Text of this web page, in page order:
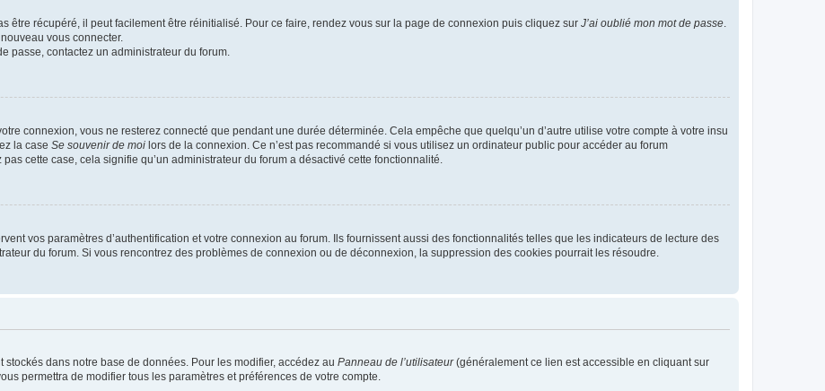
être récupéré, il peut facilement être réinitialisé. Pour ce faire, rendez vous sur la page de connexion puis cliquez sur J’ai oublié mon mot de passe.
vous connecter.
passe, contactez un administrateur du forum.
connexion, vous ne resterez connecté que pendant une durée déterminée. Cela empêche que quelqu’un d’autre utilise votre compte à votre insu
la case Se souvenir de moi lors de la connexion. Ce n’est pas recommandé si vous utilisez un ordinateur public pour accéder au forum
cette case, cela signifie qu’un administrateur du forum a désactivé cette fonctionnalité.
vos paramètres d’authentification et votre connexion au forum. Ils fournissent aussi des fonctionnalités telles que les indicateurs de lecture des
du forum. Si vous rencontrez des problèmes de connexion ou de déconnexion, la suppression des cookies pourrait les résoudre.
dans notre base de données. Pour les modifier, accédez au Panneau de l’utilisateur(généralement ce lien est accessible en cliquant sur
permettra de modifier tous les paramètres et préférences de votre compte.